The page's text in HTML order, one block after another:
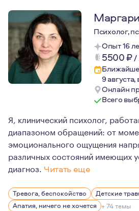
Чту этический кодекс.
Не даю советов.
Люблю психологию всей душой.
Нет лучшего времени, чем
Психолог,
Опыт 16
5500₽/
9 августа,
Онлайн
Всего
Я, клинический психолог,
диапазоном обращений: от
эмоционального ощущения
различных состояний имеющих
диагноз. Читать еще
Работая в клиниках, я
В своей работе, я
Тревога, беспокойство
Детские
Апатия, ничего не хочется + 74 темы